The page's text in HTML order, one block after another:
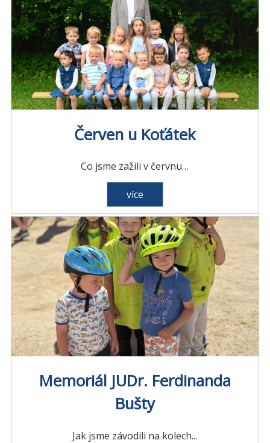
Červen u Koťátek
Co jsme zažili v červnu…
více
Memoriál JUDr. Ferdinanda
Bušty
Jak jsme závodili na kolech...